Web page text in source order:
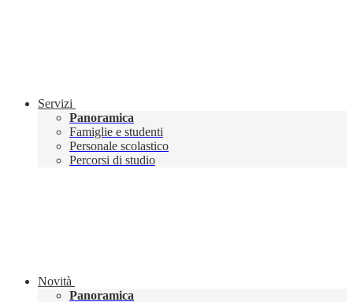
Servizi
Panoramica
Famiglie e studenti
Personale scolastico
Percorsi di studio
Novità
Panoramica